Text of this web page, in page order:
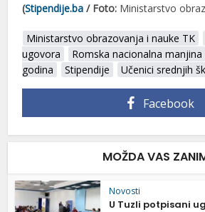
(Stipendije.ba / Foto: Ministarstvo
Ministarstvo obrazovanja i nauke TK
ugovora
Romska nacionalna manjina
godina
Stipendije Učenici srednjih
Facebook
MOŽDA VAS
Novosti
U Tuzli potpisani